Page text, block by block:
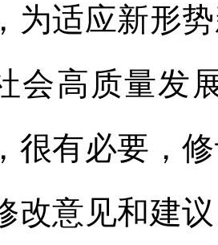
为适应新形
会高质量发
很有必要，
改意见和建